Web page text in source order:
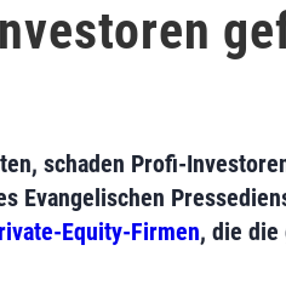
schaden Profi-
Evangelischen
Equity-Firmen, die die